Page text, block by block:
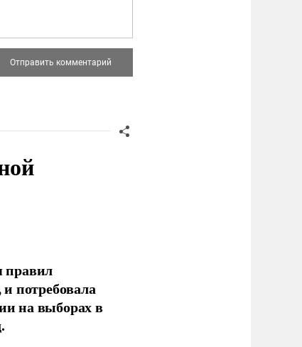
правил
потребовала
на выборах в